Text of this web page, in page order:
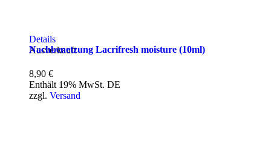
Details
Ausverkauft
Nachbenetzung Lacrifresh moisture (10ml)
8,90 €
Enthält 19% MwSt. DE
zzgl. Versand